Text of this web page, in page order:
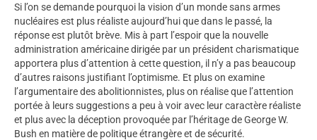
Si l’on se demande pourquoi la vision d’un monde sans armes
nucléaires est plus réaliste aujourd’hui que dans le passé, la
réponse est plutôt brève. Mis à part l’espoir que la nouvelle
administration américaine dirigée par un président charismatique
apportera plus d’attention à cette question, il n’y a pas beaucoup
d’autres raisons justifiant l’optimisme. Et plus on examine
l’argumentaire des abolitionnistes, plus on réalise que l’attention
portée à leurs suggestions a peu à voir avec leur caractère réaliste
et plus avec la déception provoquée par l’héritage de George W.
Bush en matière de politique étrangère et de sécurité.